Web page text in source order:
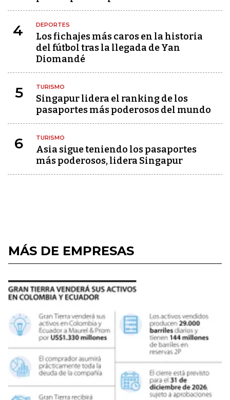
4 DEPORTES
Los fichajes más caros en la historia
del fútbol tras la llegada de Yan
Diomandé
5 TURISMO
Singapur lidera el ranking de los
pasaportes más poderosos del mundo
6 TURISMO
Asia sigue teniendo los pasaportes
más poderosos, lidera Singapur
MÁS DE EMPRESAS